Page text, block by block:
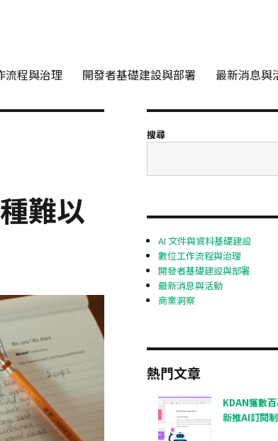
流程與治理 開發者基礎建設與部署 最新消息與
難以
搜尋
AI 文件與資料基礎建設
數位工作流程與治理
開發者基礎建設與部署
最新消息與活動
商業洞察
熱門文章
KDAN獲數
新推AI訂閱